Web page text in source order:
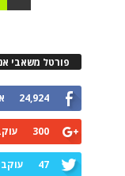
פורטל משאבי
24,924
300
47